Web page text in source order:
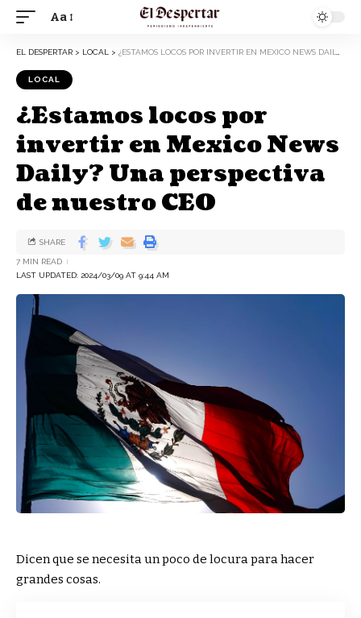
Aa
EL DESPERTAR > LOCAL > ¿ESTAMOS LOCOS POR INVERTIR EN MEXICO NEWS DAILY? UNA PERSPECTIVA DE NUESTRO CEO
LOCAL
¿Estamos locos por
invertir en Mexico News
Daily? Una perspectiva
de nuestro CEO
LAST UPDATED: 2024/03/09 AT 9:44 AM
7 MIN READ
SHARE
Dicen que se necesita un poco de locura para hacer
grandes cosas.